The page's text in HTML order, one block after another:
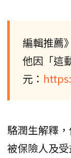
編輯推薦
他因「這
元：
駱潤生解釋
被保險人及